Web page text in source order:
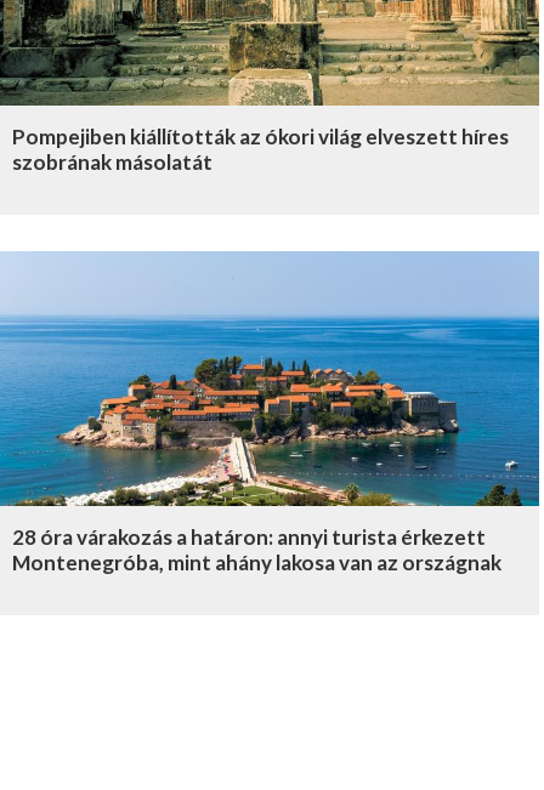
Pompejiben kiállították az ókori világ elveszett híres
szobrának másolatát
28 óra várakozás a határon: annyi turista érkezett
Montenegróba, mint ahány lakosa van az országnak